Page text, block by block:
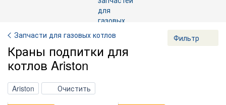
Фильтр
Запчасти для газовых котлов
Краны подпитки для
котлов Ariston
Ariston Очистить